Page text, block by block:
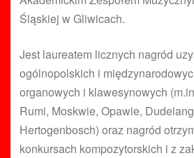
Śląskiej w Gliwicach.
Jest laureatem licznych nagród
ogólnopolskich i
organowych i klawesynowych
Rumi, Moskwie, Opawie,
Hertogenbosch) oraz nagród
konkursach kompozytorskich i z